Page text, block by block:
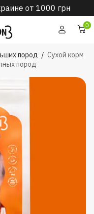
0
пород / Сухой корм
пород